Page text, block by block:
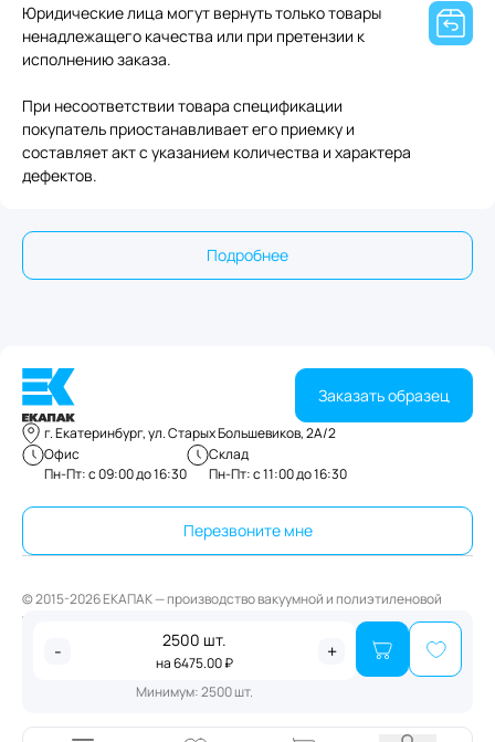
- 2500 шт.
на6475.00₽ +
Минимум:2500шт.
Юридические лица могут вернуть только товары
ненадлежащего качества или при претензии к
исполнению заказа.
При несоответствии товара спецификации
покупатель приостанавливает его приемку и
составляет акт с указанием количества и характера
дефектов.
Подробнее
Заказать образец
г. Екатеринбург, ул. Старых Большевиков, 2А/2
Офис
Пн-Пт: с 09:00 до 16:30
Склад
Пн-Пт: с 11:00 до 16:30
Перезвоните мне
© 2015-2026 ЕКАПАК — производство вакуумной и полиэтиленовой
упаковки
Политика конфиденциальности